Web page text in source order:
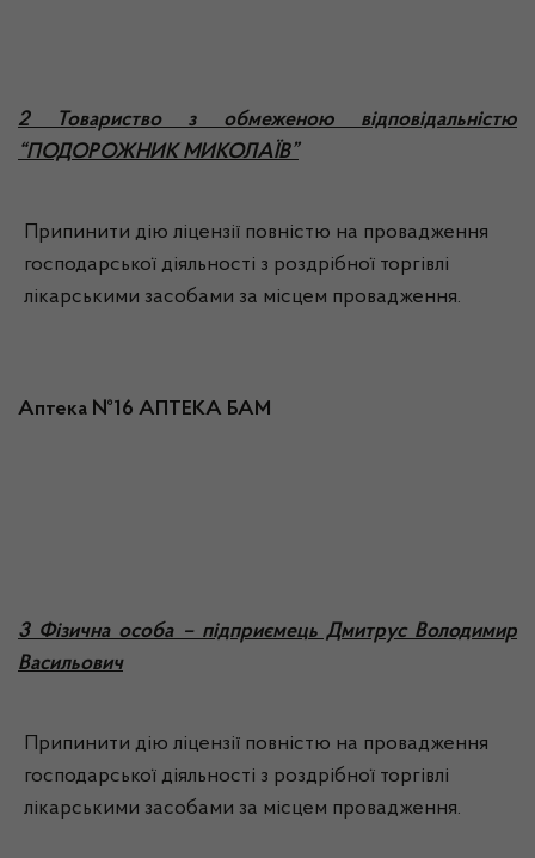
2 Товариство з обмеженою відповідальністю
“ПОДОРОЖНИК МИКОЛАЇВ”
Припинити дію ліцензії повністю на провадження
господарської діяльності з роздрібної торгівлі
лікарськими засобами за місцем провадження.
Аптека №16 АПТЕКА БАМ
3 Фізична особа – підприємець Дмитрус Володимир
Васильович
Припинити дію ліцензії повністю на провадження
господарської діяльності з роздрібної торгівлі
лікарськими засобами за місцем провадження.